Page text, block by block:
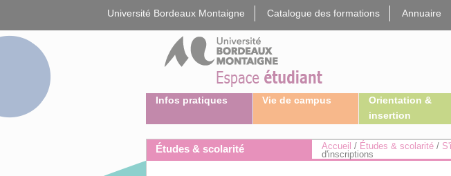
Université Bordeaux Montaigne Catalogue des formations Annuaire
Infos pratiques Vie de campus
Orientation &
insertion
Études & scolarité Accueil / Études & scolarité/
d'inscriptions